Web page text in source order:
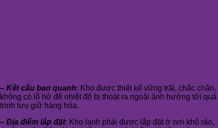
– Kết cấu bao quanh: Kho được thiết kế vững trãi, chắc chắn,
không có lỗ hở để nhiệt độ bị thoát ra ngoài ảnh hưởng tới quá
trình lưu giữ hàng hóa.
– Địa điểm lắp đặt: Kho lạnh phải được lắp đặt ở nơi khô ráo,